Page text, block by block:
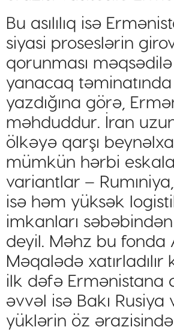
Bu asılılıq isə
siyasi proseslərin
qorunması
yanacaq
yazdığına görə,
məhduddur. İran
ölkəyə qarşı
mümkün hərbi
variantlar –
isə həm yüksək
imkanları
deyil. Məhz bu
Məqalədə
ilk dəfə Ermənistana
əvvəl isə Bakı
yüklərin öz